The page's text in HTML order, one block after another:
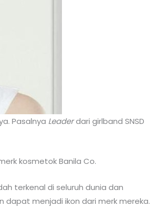
Pasalnya Leaderdari girlband SNSD
kosmetok Banila Co.
terkenal di seluruh dunia dan
menjadi ikon dari merk mereka.